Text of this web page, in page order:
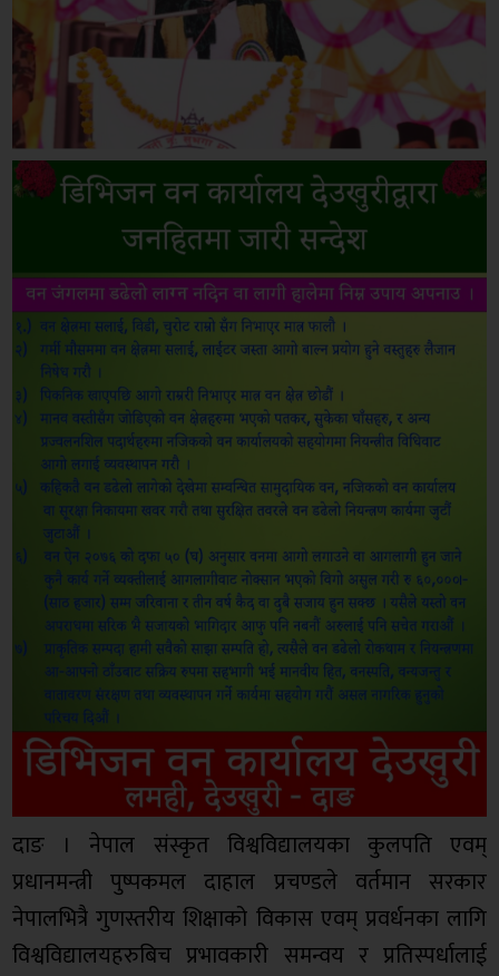
दाङ । नेपाल संस्कृत विश्वविद्यालयका कुलपति एवम्
प्रधानमन्त्री पुष्पकमल दाहाल प्रचण्डले वर्तमान सरकार
नेपालभित्रै गुणस्तरीय शिक्षाको विकास एवम् प्रवर्धनका लागि
विश्वविद्यालयहरुबिच प्रभावकारी समन्वय र प्रतिस्पर्धालाई